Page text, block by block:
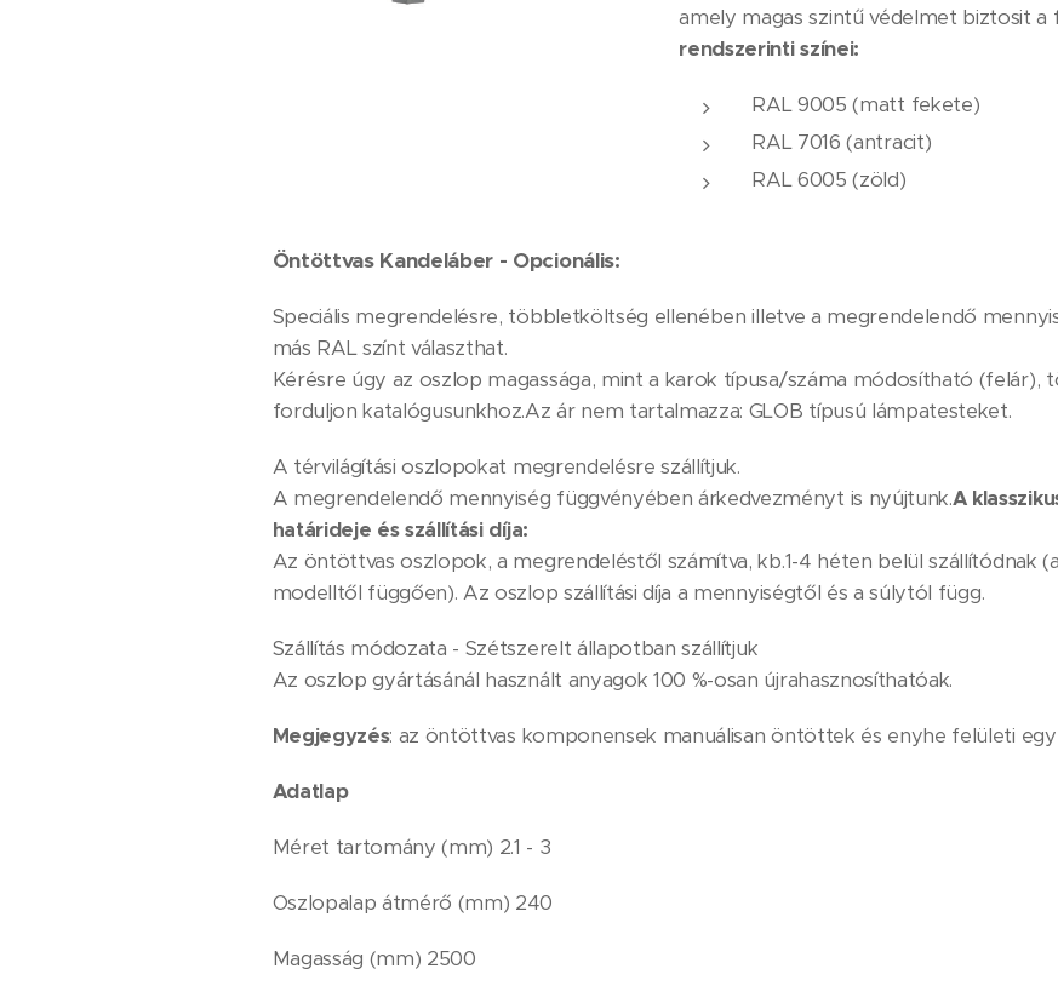
amely magas szintű védelmet biztosit a
rendszerinti színei:
RAL 9005 (matt fekete)
RAL 7016 (antracit)
RAL 6005 (zöld)
Öntöttvas Kandeláber - Opcionális:
Speciális megrendelésre, többletköltség ellenében illetve a megrendelendő
más RAL színt választhat.
Kérésre úgy az oszlop magassága, mint a karok típusa/száma módosítható (felár),
forduljon katalógusunkhoz.Az ár nem tartalmazza: GLOB típusú lámpatesteket.
A térvilágítási oszlopokat megrendelésre szállítjuk.
A megrendelendő mennyiség függvényében árkedvezményt is nyújtunk.A
határideje és szállítási díja:
Az öntöttvas oszlopok, a megrendeléstől számítva, kb.1-4 héten belül szállítódnak
modelltől függően). Az oszlop szállítási díja a mennyiségtől és a súlytól függ.
Szállítás módozata - Szétszerelt állapotban szállítjuk
Az oszlop gyártásánál használt anyagok 100 %-osan újrahasznosíthatóak.
Megjegyzés: az öntöttvas komponensek manuálisan öntöttek és enyhe felületi
Adatlap
Méret tartomány (mm) 2.1 - 3
Oszlopalap átmérő (mm) 240
Magasság (mm) 2500